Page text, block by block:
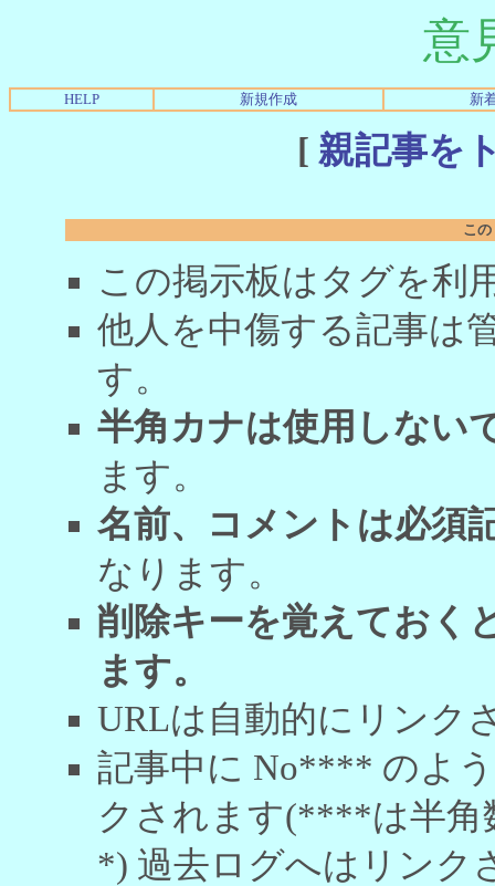
意
HELP 新規作成 新
[ 親記事を
こ
この掲示板はタグを利
他人を中傷する記事は
す。
半角カナは使用しない
ます。
名前、コメントは必須
なります。
削除キーを覚えておく
ます。
URLは自動的にリンク
記事中に No**** のよ
クされます(****は半角
*) 過去ログへはリンク